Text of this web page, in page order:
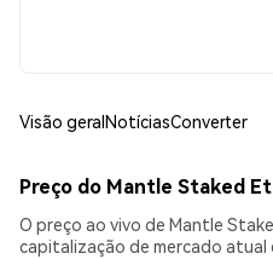
Visão geralNotíciasConverter
Preço do Mantle Staked
O preço ao vivo de Mantle
capitalização de mercado atual